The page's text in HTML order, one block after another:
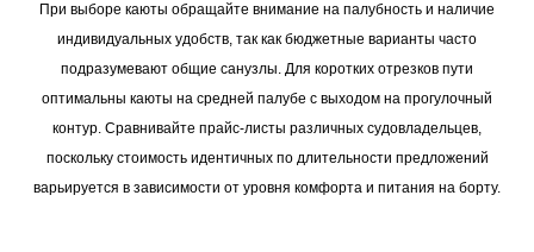
При выборе каюты обращайте внимание на палубность и наличие
индивидуальных удобств, так как бюджетные варианты часто
подразумевают общие санузлы. Для коротких отрезков пути
оптимальны каюты на средней палубе с выходом на прогулочный
контур. Сравнивайте прайс-листы различных судовладельцев,
поскольку стоимость идентичных по длительности предложений
варьируется в зависимости от уровня комфорта и питания на борту.